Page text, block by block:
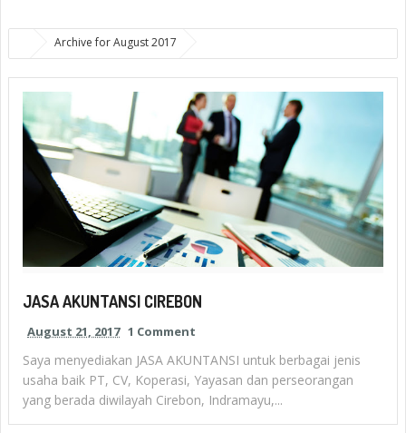
Archive for August 2017
JASA AKUNTANSI CIREBON
August 21, 2017 1 Comment
Saya menyediakan JASA AKUNTANSI untuk berbagai jenis
usaha baik PT, CV, Koperasi, Yayasan dan perseorangan
yang berada diwilayah Cirebon, Indramayu,...